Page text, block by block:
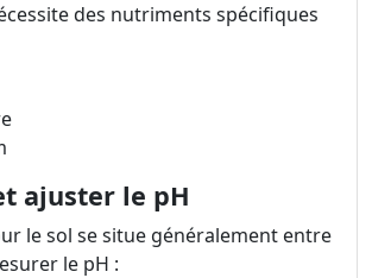
des nutriments spécifiques
ajuster le pH
le sol se situe généralement entre
le pH :